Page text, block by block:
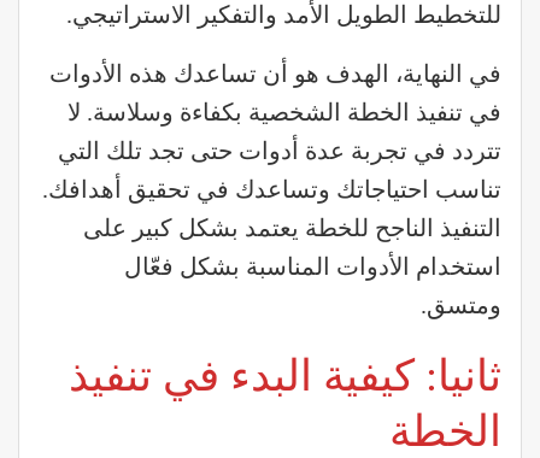
للتخطيط الطويل الأمد والتفكير الاستراتيجي.
في النهاية، الهدف هو أن تساعدك هذه الأدوات
في تنفيذ الخطة الشخصية بكفاءة وسلاسة. لا
تتردد في تجربة عدة أدوات حتى تجد تلك التي
تناسب احتياجاتك وتساعدك في تحقيق أهدافك.
التنفيذ الناجح للخطة يعتمد بشكل كبير على
استخدام الأدوات المناسبة بشكل فعّال
ومتسق.
ثانيا: كيفية البدء في تنفيذ
الخطة